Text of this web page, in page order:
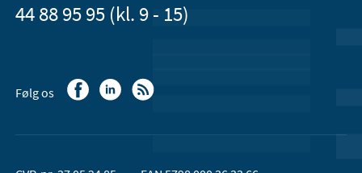
44 88 95 95 (kl. 9 - 15)
Følg os